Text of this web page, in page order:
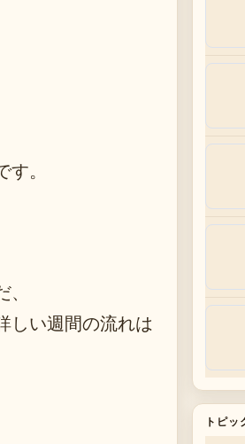
。
しい週間の流れは
トピッ